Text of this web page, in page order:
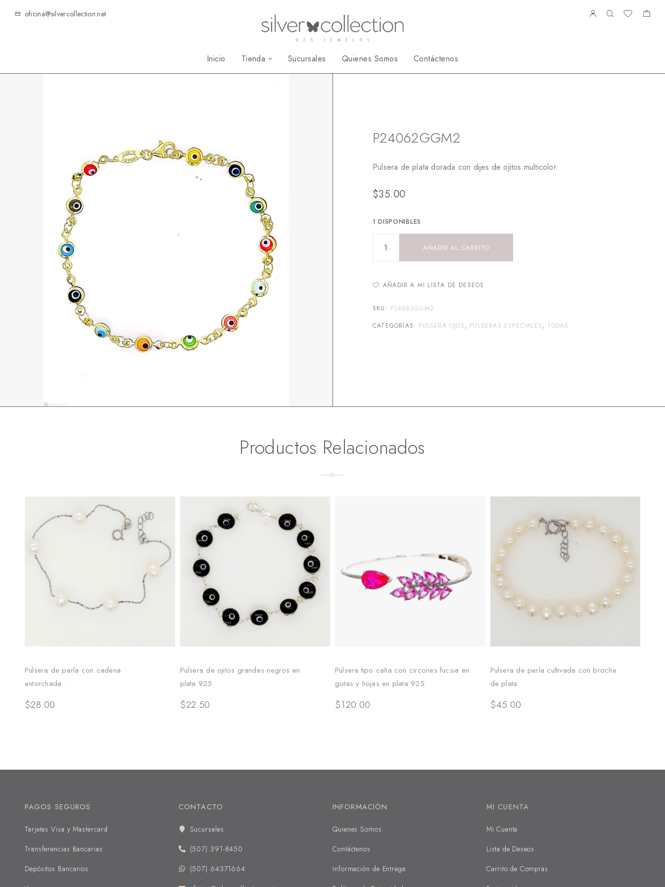
oficina@silvercollection.net
Inicio Tienda Sucursales Quienes Somos Contáctenos
P24062GGM2
Pulsera de plata dorada con dijes de ojitos multicolor.
$35.00
1 DISPONIBLES
AÑADIR AL CARRITO
AÑADIR A MI LISTA DE DESEOS
SKU: P24062GGM2
CATEGORÍAS: PULSERA OJOS, PULSERAS ESPECIALES, TODAS
Productos Relacionados
Pulsera de perla con cadena
entorchada .
$28.00
Pulsera de ojitos grandes negros en
plata 925.
$22.50
Pulsera tipo caña con circones fucsia en
gotas y hojas en plata 925.
$120.00
Pulsera de perla cultivada con broche
de plata.
$45.00
PAGOS SEGUROS
Tarjetas Visa y Mastercard
Transferencias Bancarias
Depósitos Bancarios
CONTACTO
Sucursales
(507) 391-8450
(507) 64371664
INFORMACIÓN
Quienes Somos
Contáctenos
Información de Entrega
MI CUENTA
Mi Cuenta
Lista de Deseos
Carrito de Compras